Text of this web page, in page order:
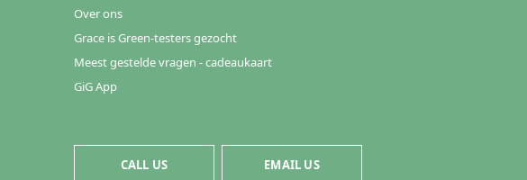
Over ons
Grace is Green-testers gezocht
Meest gestelde vragen - cadeaukaart
GiG App
CALL US EMAIL US